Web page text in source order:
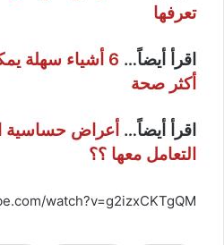
تعرفها
اقرأ أيضاً…
6 أشياء سهلة
أكثر صحة
اقرأ أيضاً… أعراض حساسية
التعامل معها ؟؟
watch?v=g2izxCKTgQM